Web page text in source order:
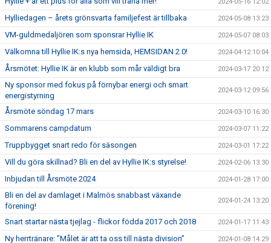
Hylliedagen – årets grönsvarta familjefest är tillbaka 2024-05-08 13:23
VM-guldmedaljören som sponsrar Hyllie IK 2024-05-07 08:03
Välkomna till Hyllie IK:s nya hemsida, HEMSIDAN 2.0! 2024-04-12 10:04
Årsmötet: Hyllie IK är en klubb som mår väldigt bra 2024-03-17 20:12
Ny sponsor med fokus på förnybar energi och smart
energistyrning
2024-03-12 09:56
Årsmöte söndag 17 mars 2024-03-10 16:30
Sommarens campdatum 2024-03-07 11:22
Truppbygget snart redo för säsongen 2024-03-01 17:22
Vill du göra skillnad? Bli en del av Hyllie IK:s styrelse! 2024-02-06 13:30
Inbjudan till Årsmöte 2024 2024-01-28 17:00
Bli en del av damlaget i Malmös snabbast växande
förening!
2024-01-24 13:20
Snart startar nästa tjejlag - flickor födda 2017 och 2018 2024-01-17 11:43
Ny herrtränare: ”Målet är att ta oss till nästa division” 2024-01-08 14:29